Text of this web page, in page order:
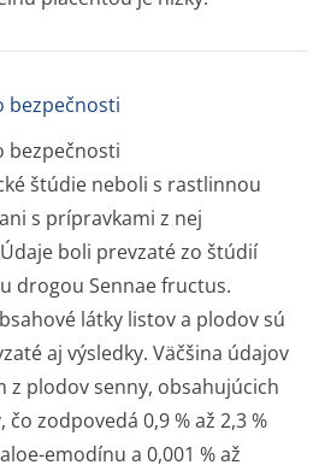
bezpečnosti
bezpečnosti
štúdie neboli s rastlinnou
ani s prípravkami z nej
boli prevzaté zo štúdií
drogou Sennae fructus.
látky listov a plodov sú
aj výsledky. Väčšina údajov
z plodov senny, obsahujúcich
čo zodpovedá 0,9 % až 2,3 %
emodínu a 0,001 % až